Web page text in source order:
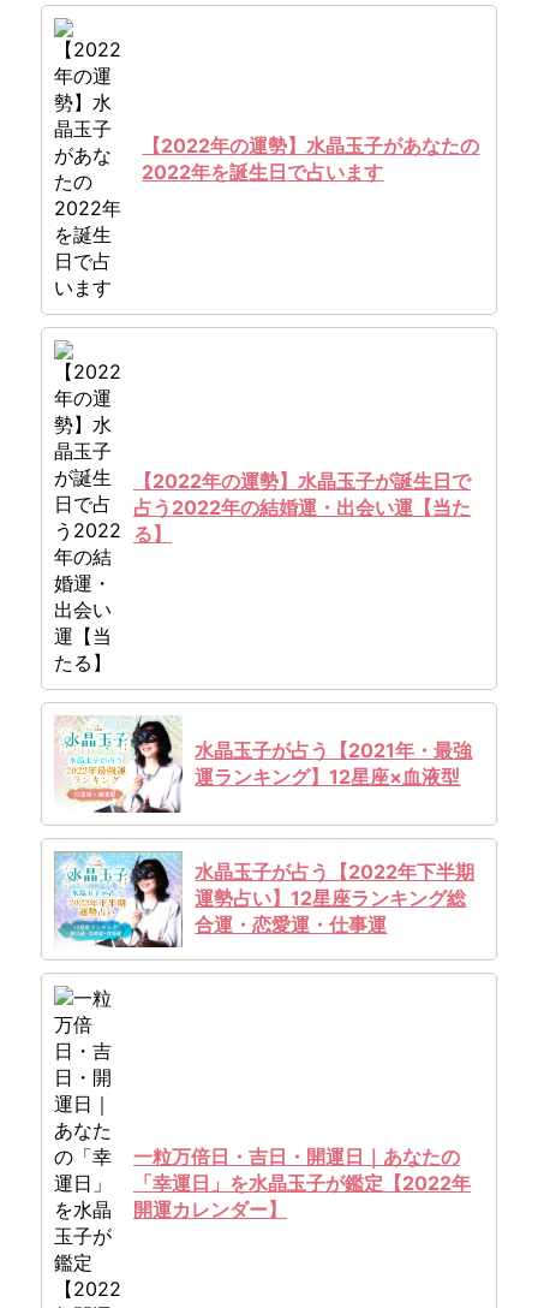
【2022年の運勢】水晶玉子があなたの
2022年を誕生日で占います
【2022年の運勢】水晶玉子が誕生日で
占う2022年の結婚運・出会い運【当た
る】
水晶玉子が占う【2021年・最強
運ランキング】12星座×血液型
水晶玉子が占う【2022年下半期
運勢占い】12星座ランキング総
合運・恋愛運・仕事運
一粒万倍日・吉日・開運日｜あなたの
「幸運日」を水晶玉子が鑑定【2022年
開運カレンダー】